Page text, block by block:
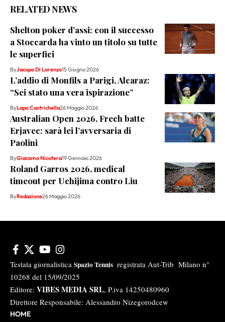
RELATED NEWS
Shelton poker d’assi: con il successo
a Stoccarda ha vinto un titolo su tutte
le superfici
ByJacopo Di Lorenzo15 Giugno 2026
L’addio di Monfils a Parigi, Alcaraz:
“Sei stato una vera ispirazione”
ByLapo Castrichella26 Maggio 2026
Australian Open 2026, Frech batte
Erjavec: sarà lei l’avversaria di
Paolini
ByGiacomo Nicotera19 Gennaio 2026
Roland Garros 2026, medical
timeout per Uchijima contro Liu
ByRedazione26 Maggio 2026
Testata giornalistica Spazio Tennis registrata Aut-Trib Milano n°
10268 del 15/09/2025
Editore: VIBES MEDIA SRL, P.iva 14250480960
Direttore Responsabile: Alessandro Nizegorodcew
HOME